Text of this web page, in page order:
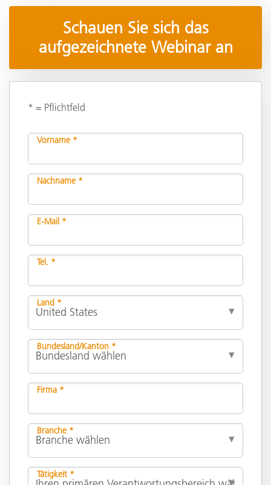
Schauen Sie sich das
aufgezeichnete Webinar an
* = Pflichtfeld
Vorname *
Nachname *
E-Mail *
Tel. *
Land *
Bundesland/Kanton *
Firma *
Branche *
Tätigkeit *